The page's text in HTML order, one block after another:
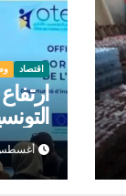
اقتصاد
أغسطس 1,